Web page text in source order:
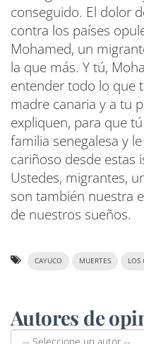
conseguido. El dolor
contra los países
Mohamed, un
la que más. Y tú,
entender todo lo que
madre canaria y a tu
expliquen, para que
familia senegalesa y
cariñoso desde estas
Ustedes, migrantes,
son también nuestra
de nuestros sueños.
CAYUCO MUERTES LOS
Autores de